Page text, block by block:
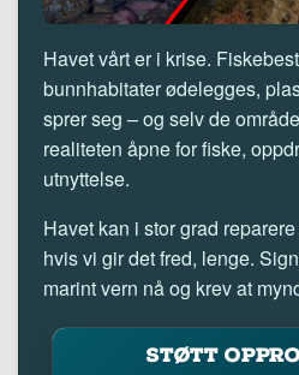
Havet vårt er i krise.
bunnhabitater ødelegges,
sprer seg – og selv de
realiteten åpne for fiske,
utnyttelse.
Havet kan i stor grad
hvis vi gir det fred, lenge.
marint vern nå og krev at
STØTT